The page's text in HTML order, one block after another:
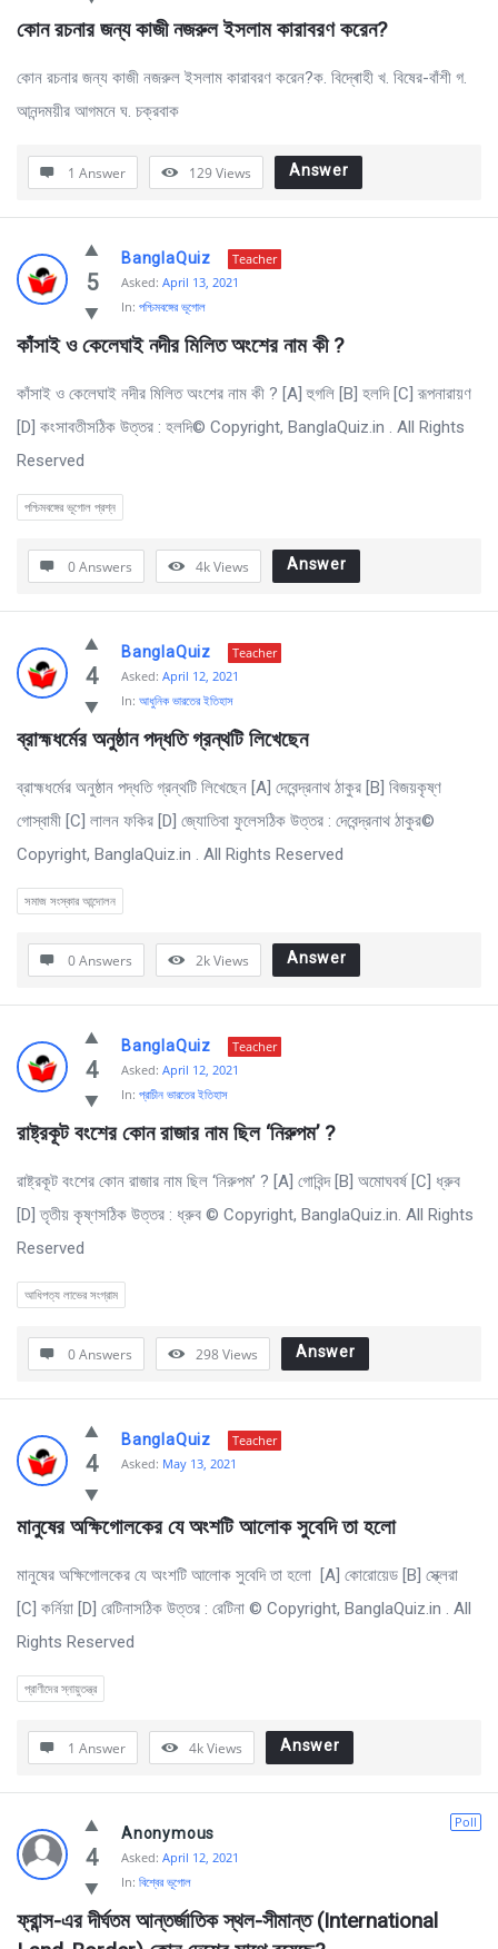
BanglaQuiz
Latest
Questions
কোন রচনার জন্য কাজী নজরুল ইসলাম কারাবরণ করেন?
কোন রচনার জন্য কাজী নজরুল ইসলাম কারাবরণ করেন?ক. বিদ্ৰোহী খ. বিষের-বাঁশী গ.
আনন্দময়ীর আগমনে ঘ. চক্রবাক
1 Answer 129Views Answer
5
BanglaQuiz
Teacher
Asked: April 13, 2021
In: পশ্চিমবঙ্গের ভূগোল
কাঁসাই ও কেলেঘাই নদীর মিলিত অংশের নাম কী ?
কাঁসাই ও কেলেঘাই নদীর মিলিত অংশের নাম কী ? [A] হুগলি [B] হলদি [C] রূপনারায়ণ
[D] কংসাবতীসঠিক উত্তর : হলদি© Copyright, BanglaQuiz.in . All Rights
Reserved
পশ্চিমবঙ্গের ভূগোল প্রশ্ন
0 Answers 4kViews Answer
4
BanglaQuiz
Teacher
Asked: April 12, 2021
In: আধুনিক ভারতের ইতিহাস
ব্রাহ্মধর্মের অনুষ্ঠান পদ্ধতি গ্রন্থটি লিখেছেন
ব্রাহ্মধর্মের অনুষ্ঠান পদ্ধতি গ্রন্থটি লিখেছেন [A] দেবেন্দ্রনাথ ঠাকুর [B] বিজয়কৃষ্ণ
গােস্বামী [C] লালন ফকির [D] জ্যোতিবা ফুলেসঠিক উত্তর : দেবেন্দ্রনাথ ঠাকুর©
Copyright, BanglaQuiz.in . All Rights Reserved
সমাজ সংস্কার আন্দোলন
0 Answers 2kViews Answer
4
BanglaQuiz
Teacher
Asked: April 12, 2021
In: প্রাচীন ভারতের ইতিহাস
রাষ্ট্রকূট বংশের কোন রাজার নাম ছিল ‘নিরুপম’ ?
রাষ্ট্রকূট বংশের কোন রাজার নাম ছিল ‘নিরুপম’ ? [A] গোবিন্দ [B] অমোঘবর্ষ [C] ধ্রুব
[D] তৃতীয় কৃষ্ণসঠিক উত্তর : ধ্রুব © Copyright, BanglaQuiz.in. All Rights
Reserved
আধিপত্য লাভের সংগ্রাম
0 Answers 298Views Answer
4
BanglaQuiz
Teacher
Asked: May 13, 2021
মানুষের অক্ষিগোলকের যে অংশটি আলোক সুবেদি তা হলো
মানুষের অক্ষিগোলকের যে অংশটি আলোক সুবেদি তা হলো [A] কোরোয়েড [B] স্ক্লেরা
[C] কর্নিয়া [D] রেটিনাসঠিক উত্তর : রেটিনা © Copyright, BanglaQuiz.in . All
Rights Reserved
প্রাণীদের স্নায়ুতন্ত্র
1 Answer 4kViews Answer
4
Poll
Anonymous
Asked: April 12, 2021
In: বিশ্বের ভূগোল
ফ্রান্স-এর দীর্ঘতম আন্তর্জাতিক স্থল-সীমান্ত (International